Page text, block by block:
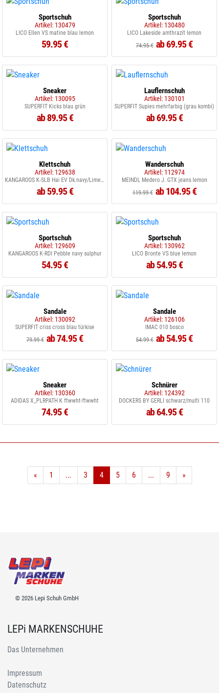
Sportschuh
Artikel: 130479
LICO Ellen VS matine blau lemon
59.95 €
Sportschuh
Artikel: 130480
LICO Lakeside amthrazit lemon
74.95 € ab 69.95 €
Sneaker
Artikel: 130095
SUPERFIT Kicks blau grün
ab 89.95 €
Lauflernschuh
Artikel: 130101
SUPERFIT Supies mehrfarbig (grau kombi)
ab 69.95 €
Klettschuh
Artikel: 129638
KANGAROOS K-SLB Hai EV Dk.navy/Lime 4054
ab 59.95 €
Wanderschuh
Artikel: 112974
MEINDL Medero J. GTX jeans lemon
119.99 € ab 104.95 €
Sportschuh
Artikel: 129609
KANGAROOS K-RDI Pebble navy sulphur
54.95 €
Sportschuh
Artikel: 130962
LICO Bronte VS blue lemon
ab 54.95 €
Sandale
Artikel: 130092
SUPERFIT criss cross blau türkise
79.99 € ab 74.95 €
Sandale
Artikel: 126106
IMAC 010 bosco
54.99 € ab 54.95 €
Sneaker
Artikel: 130360
ADIDAS X_PLRPATH K ftwwht-ftwwht
74.95 €
Schnürer
Artikel: 124392
DOCKERS BY GERLI schwarz/multi 110
ab 64.95 €
« 1 ... 3 4 5 6 ... 9 »
© 2026 Lepi Schuh GmbH
LEPi MARKENSCHUHE
Das Unternehmen
Impressum
Datenschutz